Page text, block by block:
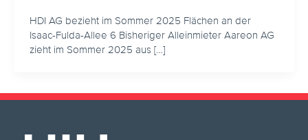
HDI AG bezieht im Sommer 2025 Flächen an der
Isaac-Fulda-Allee 6 Bisheriger Alleinmieter Aareon AG
zieht im Sommer 2025 aus […]